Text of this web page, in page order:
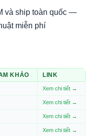
và ship toàn quốc —
miễn phí
KHẢO
LINK
Xem chi tiết →
Xem chi tiết →
Xem chi tiết →
Xem chi tiết →